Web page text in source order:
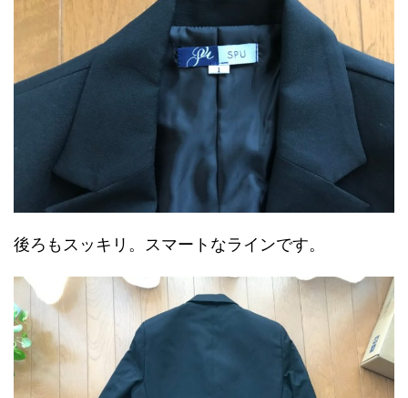
後ろもスッキリ。スマートなラインです。